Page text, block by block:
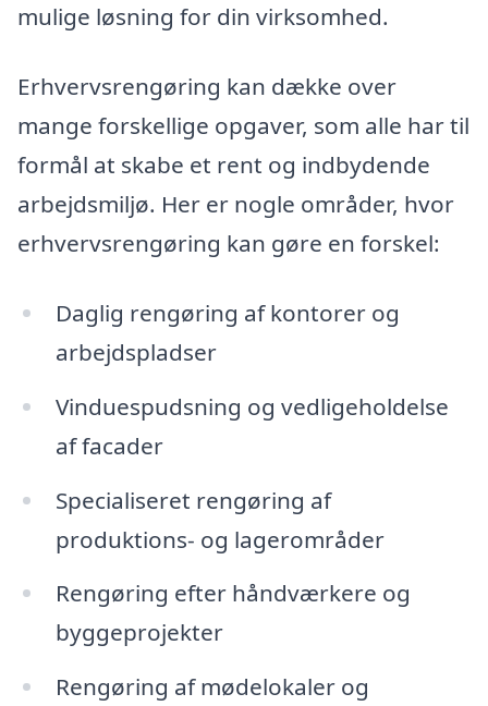
mulige løsning for din virksomhed.
Erhvervsrengøring kan dække over
mange forskellige opgaver, som alle har til
formål at skabe et rent og indbydende
arbejdsmiljø. Her er nogle områder, hvor
erhvervsrengøring kan gøre en forskel:
Daglig rengøring af kontorer og
arbejdspladser
Vinduespudsning og vedligeholdelse
af facader
Specialiseret rengøring af
produktions- og lagerområder
Rengøring efter håndværkere og
byggeprojekter
Rengøring af mødelokaler og